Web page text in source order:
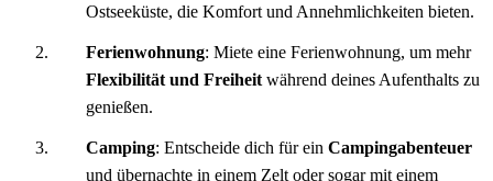
Ostseeküste, die Komfort und Annehmlichkeiten bieten.
Ferienwohnung: Miete eine Ferienwohnung, um mehr
Flexibilität und Freiheit während deines Aufenthalts zu
genießen.
Camping: Entscheide dich für ein Campingabenteuer
und übernachte in einem Zelt oder sogar mit einem